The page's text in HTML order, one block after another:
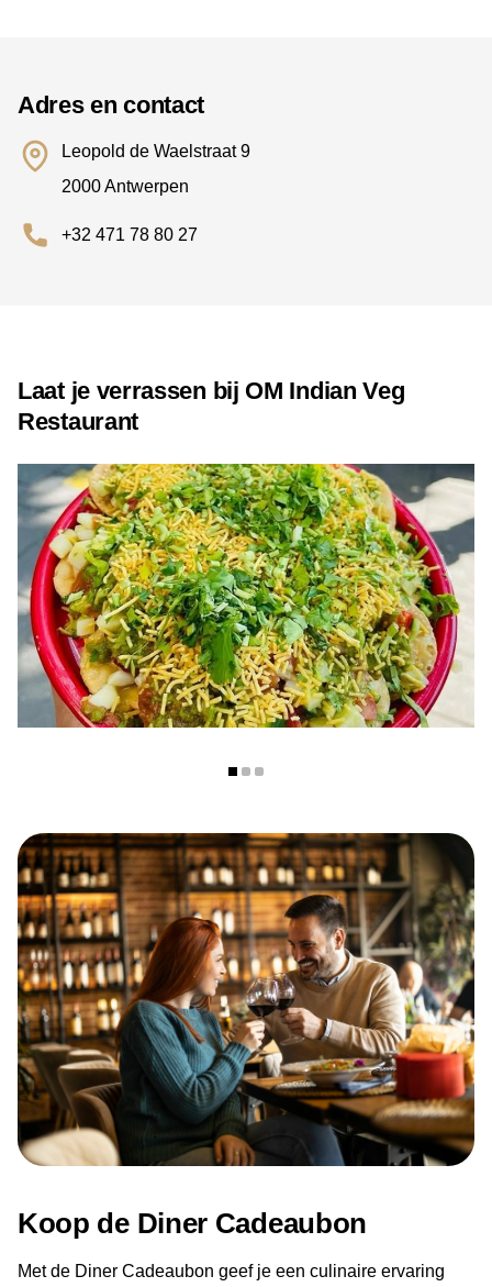
voor wie houdt van Indiaas eten en voor wie graag zonder
Locatie en bereikbaarheid
Waelstraat in Antwerpen, vlak bij het Zuid. Die buurt is
Reserveer je tafel
dan best vooraf contact op met het restaurant. Telefonisch
reserveren kan via +32 471 78 80 27. Zo ben je zeker van
je plek en kun je ontspannen genieten van een kleurrijke
Indiase maaltijd in een warme sfeer.
Kom eten bij Restaurant OM Indian
Restaurant met de Diner Cadeaubon
Je kunt bij OM Indian Restaurant ook genieten met je
Diner Cadeaubon. Het restaurant accepteert deze
cadeaubon, wat het een feestelijke en flexibele manier
Contactgegevens
Adres: Leopold de Waelstraat 9, 2000 Antwerpen
Telefoon: +32 471 78 80 27
E-mail:info@omindianrestaurant.com
Website:omrestaurant.be
Openingstijden
Dinsdag t/m zondag: 12:00 - 23:00
Maandag: gesloten
Adres en contact
Leopold de Waelstraat 9
2000 Antwerpen
+32 471 78 80 27
Laat je verrassen bij OM Indian Veg
Restaurant
Koop de Diner Cadeaubon
Met de Diner Cadeaubon geef je een culinaire ervaring